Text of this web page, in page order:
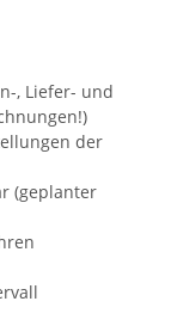
, Liefer- und
der
(geplanter